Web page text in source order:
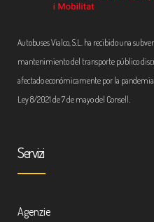
Autobuses Vialco, S.L. ha recibido una
mantenimiento del transporte público
afectado económicamente por la
Ley 8/2021 de 7 de mayo del Consell.
Servizi
Agenzie